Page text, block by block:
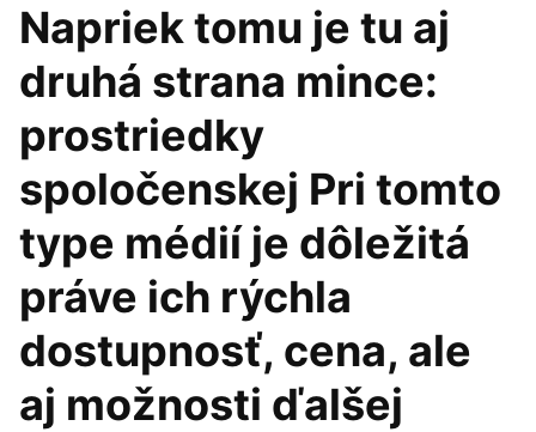
Napriek tomu je tu aj
druhá strana mince:
prostriedky
spoločenskej Pri tomto
type médií je dôležitá
práve ich rýchla
dostupnosť, cena, ale
aj možnosti ďalšej